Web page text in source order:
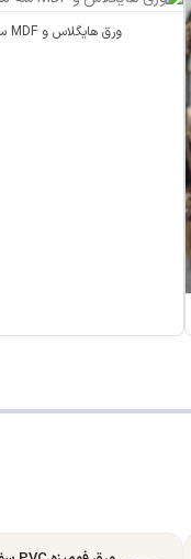
ورق هایگلاس و MDF سه میل خام